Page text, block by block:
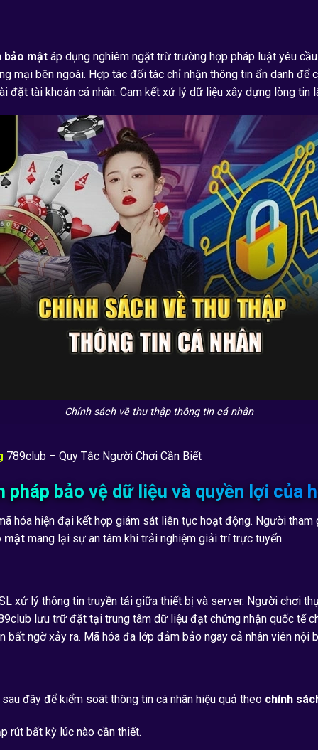
bảo mật áp dụng nghiêm ngặt trừ trường hợp pháp luật yêu
mại bên ngoài. Hợp tác đối tác chỉ nhận thông tin ẩn danh để
đặt tài khoản cá nhân. Cam kết xử lý dữ liệu xây dựng lòng tin
Chính sách về thu thập thông tin cá nhân
789club – Quy Tắc Người Chơi Cần Biết
bảo vệ dữ liệu và quyền lợi của
hóa hiện đại kết hợp giám sát liên tục hoạt động. Người
mật mang lại sự an tâm khi trải nghiệm giải trí trực tuyến.
xử lý thông tin truyền tải giữa thiết bị và server. Người chơi
lưu trữ đặt tại trung tâm dữ liệu đạt chứng nhận quốc tế
ngờ xảy ra. Mã hóa đa lớp đảm bảo ngay cả nhân viên nội
đây để kiểm soát thông tin cá nhân hiệu quả theo chính
rút bất kỳ lúc nào cần thiết.